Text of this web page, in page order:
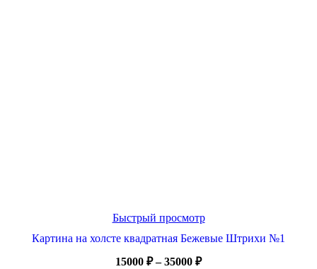
Быстрый просмотр
Картина на холсте квадратная Бежевые Штрихи №1
15000 ₽ – 35000 ₽Диапазон